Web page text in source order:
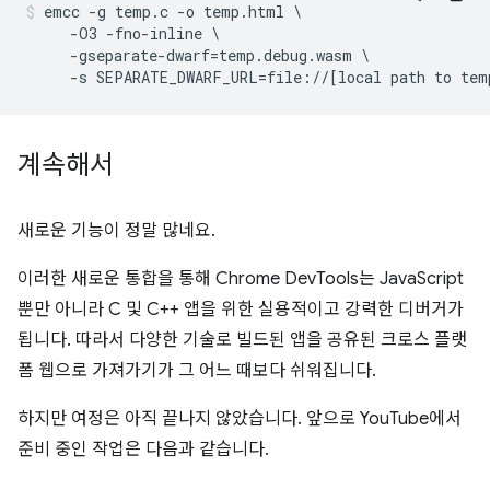
emcc -g temp.c -o temp.html \
     -O3 -fno-inline \
     -gseparate-dwarf=temp.debug.wasm \
계속해서
새로운 기능이 정말 많네요.
이러한 새로운 통합을 통해 Chrome DevTools는 JavaScript
뿐만 아니라 C 및 C++ 앱을 위한 실용적이고 강력한 디버거가
됩니다. 따라서 다양한 기술로 빌드된 앱을 공유된 크로스 플랫
폼 웹으로 가져가기가 그 어느 때보다 쉬워집니다.
하지만 여정은 아직 끝나지 않았습니다. 앞으로 YouTube에서
준비 중인 작업은 다음과 같습니다.